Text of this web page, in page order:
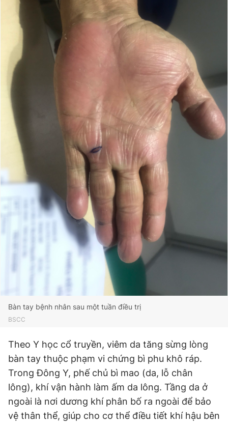
Bàn tay bệnh nhân sau một tuần điều trị
BSCC
Theo Y học cổ truyền, viêm da tăng sừng lòng
bàn tay thuộc phạm vi chứng bì phu khô ráp.
Trong Đông Y, phế chủ bì mao (da, lỗ chân
lông), khí vận hành làm ấm da lông. Tầng da ở
ngoài là nơi dương khí phân bố ra ngoài để bảo
vệ thân thể, giúp cho cơ thể điều tiết khí hậu bên